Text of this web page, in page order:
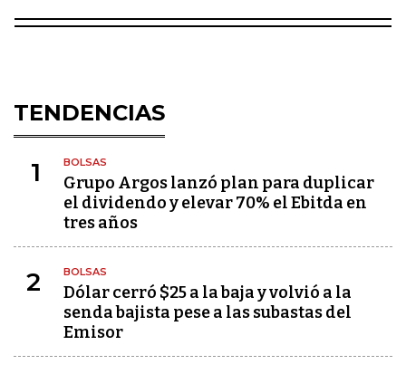
TENDENCIAS
1 BOLSAS
Grupo Argos lanzó plan para duplicar
el dividendo y elevar 70% el Ebitda en
tres años
2 BOLSAS
Dólar cerró $25 a la baja y volvió a la
senda bajista pese a las subastas del
Emisor